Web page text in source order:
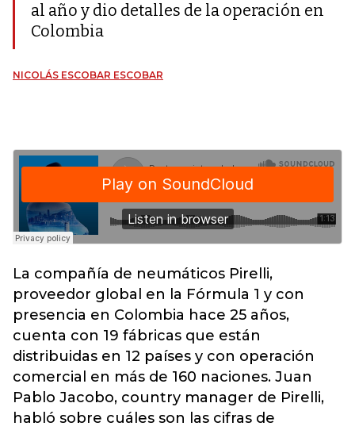
al año y dio detalles de la operación en
Colombia
NICOLÁS ESCOBAR ESCOBAR
La compañía de neumáticos Pirelli,
proveedor global en la Fórmula 1 y con
presencia en Colombia hace 25 años,
cuenta con 19 fábricas que están
distribuidas en 12 países y con operación
comercial en más de 160 naciones. Juan
Pablo Jacobo, country manager de Pirelli,
habló sobre cuáles son las cifras de